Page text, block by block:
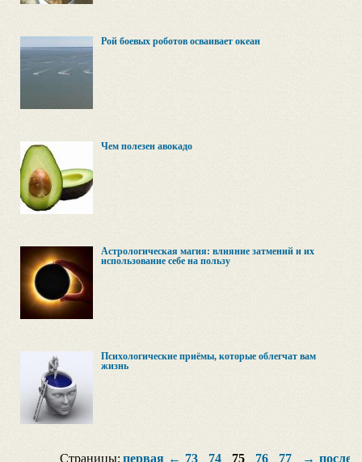
Рой боевых роботов осваивает океан
Чем полезен авокадо
Астрологическая магия: влияние затмений и их
использование себе на пользу
Психологические приёмы, которые облегчат вам
жизнь
Страницы: первая ← 73 74 75 76 77 →